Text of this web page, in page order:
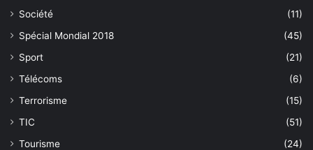
Société
(11)
Spécial Mondial 2018
(45)
Sport
(21)
Télécoms
(6)
Terrorisme
(15)
TIC
(51)
Tourisme
(24)